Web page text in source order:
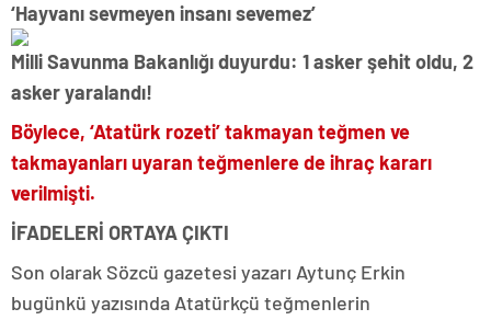
‘Hayvanı sevmeyen insanı sevemez’
Milli Savunma Bakanlığı duyurdu: 1 asker şehit oldu, 2
asker yaralandı!
Böylece, ‘Atatürk rozeti’ takmayan teğmen ve
takmayanları uyaran teğmenlere de ihraç kararı
verilmişti.
İFADELERİ ORTAYA ÇIKTI
Son olarak Sözcü gazetesi yazarı Aytunç Erkin
bugünkü yazısında Atatürkçü teğmenlerin